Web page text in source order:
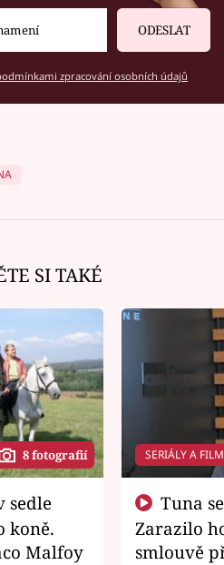
ODESLAT
zpracování osobních údajů
SI TAKÉ
8 fotografií
koně.
Malfoy
SERIÁLY A
Zarazilo
smlouvě